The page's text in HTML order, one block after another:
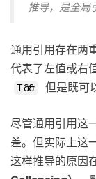
推导，是全局
通用引用存在两
代表了左值或右
T&& 但是既可
尽管通用引用这
差。但实际上这
这样推导的原因